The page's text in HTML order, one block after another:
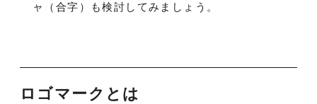
ャ（合字）も検討してみましょう。
ロゴマークとは